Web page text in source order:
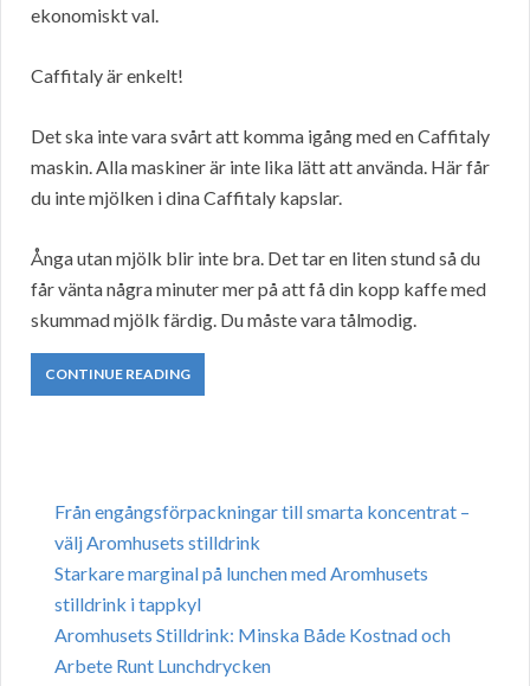
ekonomiskt val.
Caffitaly är enkelt!
Det ska inte vara svårt att komma igång med en Caffitaly
maskin. Alla maskiner är inte lika lätt att använda. Här får
du inte mjölken i dina Caffitaly kapslar.
Ånga utan mjölk blir inte bra. Det tar en liten stund så du
får vänta några minuter mer på att få din kopp kaffe med
skummad mjölk färdig. Du måste vara tålmodig.
CONTINUE READING
Från engångsförpackningar till smarta koncentrat –
välj Aromhusets stilldrink
Starkare marginal på lunchen med Aromhusets
stilldrink i tappkyl
Aromhusets Stilldrink: Minska Både Kostnad och
Arbete Runt Lunchdrycken